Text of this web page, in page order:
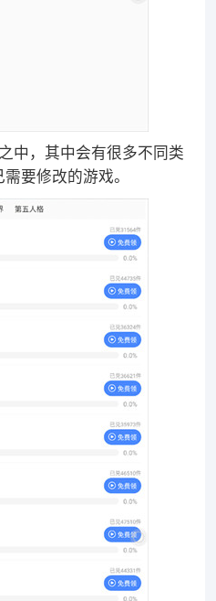
中，其中会有很多不同类
要修改的游戏。